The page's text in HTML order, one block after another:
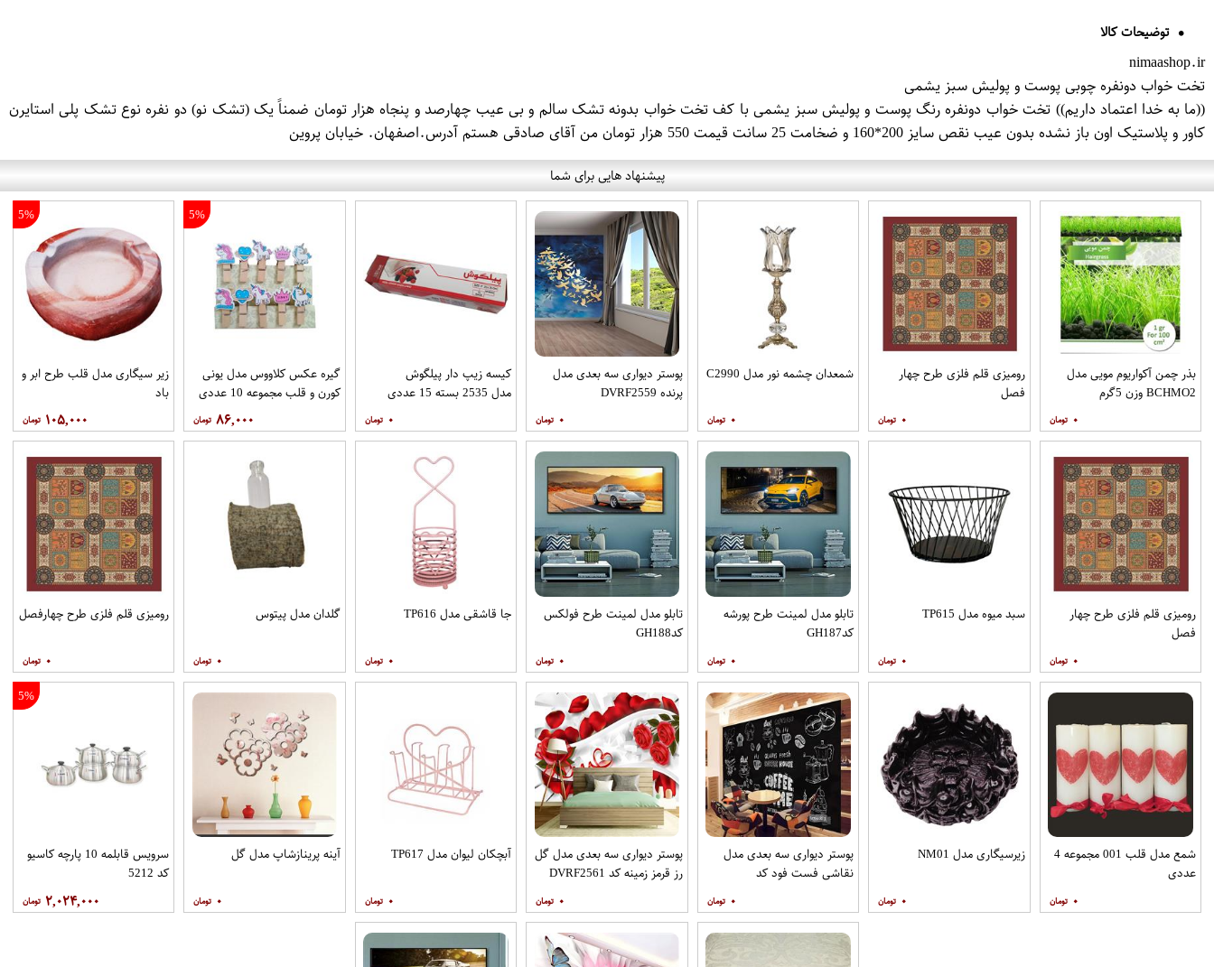
توضیحات کالا
nimaashop.ir
تخت خواب دونفره چوبی پوست و پولیش سبز یشمی
((ما به خدا اعتماد داریم)) تخت خواب دونفره رنگ پوست و پولیش سبز یشمی با کف تخت خواب بدونه تشک سالم و بی عیب چهارصد و پنجاه هزار تومان ضمناً یک (تشک نو) دو نفره نوع تشک پلی استایرن
کاور و پلاستیک اون باز نشده بدون عیب نقص سایز 200*160 و ضخامت 25 سانت قیمت 550 هزار تومان من آقای صادقی هستم آدرس.اصفهان. خیابان پروین
پیشنهاد هایی برای شما
بذر چمن آکواریوم مویی مدل
BCHMO2 وزن 5گرم
۰
رومیزی قلم فلزی طرح چهار
فصل
۰
شمعدان چشمه نور مدل C2990
۰
پوستر دیواری سه بعدی مدل
پرنده DVRF2559
۰
کیسه زیپ دار پیلگوش
مدل 2535 بسته 15 عددی
۰
5%
گیره عکس کلاووس مدل یونی
کورن و قلب مجموعه 10 عددی
۸۶,۰۰۰
5%
زیر سیگاری مدل قلب طرح ابر و
باد
۱۰۵,۰۰۰
رومیزی قلم فلزی طرح چهار
فصل
۰
سبد میوه مدل TP615
۰
تابلو مدل لمینت طرح پورشه
کدGH187
۰
تابلو مدل لمینت طرح فولکس
کدGH188
۰
جا قاشقی مدل TP616
۰
گلدان مدل پیتوس
۰
رومیزی قلم فلزی طرح چهارفصل
۰
شمع مدل قلب 001 مجموعه 4
عددی
۰
زیرسیگاری مدل NM01
۰
پوستر دیواری سه بعدی مدل
نقاشی فست فود کد
۰
پوستر دیواری سه بعدی مدل گل
رز قرمز زمینه کد DVRF2561
۰
آبچکان لیوان مدل TP617
۰
آینه پرینازشاپ مدل گل
۰
5%
سرویس قابلمه 10 پارچه کاسیو
کد 5212
۲,۰۲۴,۰۰۰